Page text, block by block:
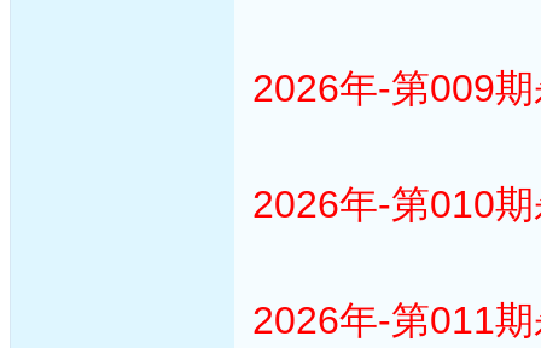
2026年-第009
2026年-第010
2026年-第011